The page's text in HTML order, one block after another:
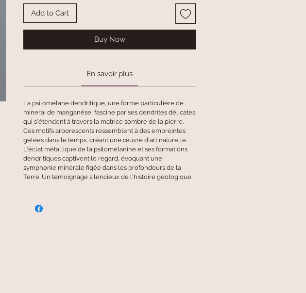
Add to Cart
Buy Now
En savoir plus
La psilomélane dendritique, une forme particulière de
minerai de manganèse, fascine par ses dendrites délicates
qui s'étendent à travers la matrice sombre de la pierre.
Ces motifs arborescents ressemblent à des empreintes
gelées dans le temps, créant une œuvre d'art naturelle.
L'éclat métallique de la psilomélanine et ses formations
dendritiques captivent le regard, évoquant une
symphonie minérale figée dans les profondeurs de la
Terre. Un témoignage silencieux de l'histoire géologique.